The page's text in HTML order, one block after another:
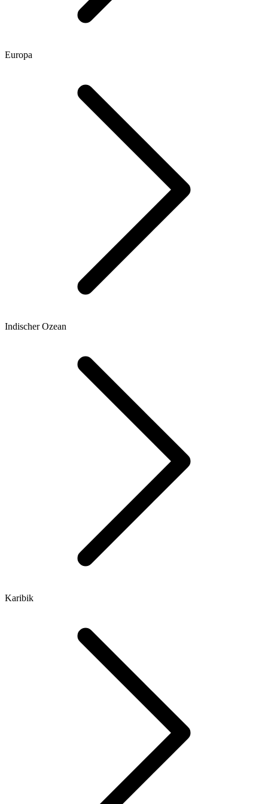
Europa
Indischer Ozean
Karibik